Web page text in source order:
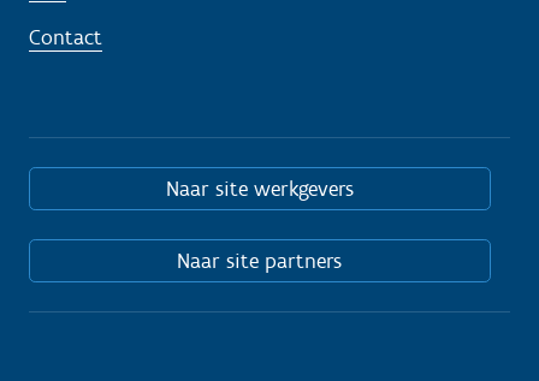
Contact
Naar site werkgevers
Naar site partners